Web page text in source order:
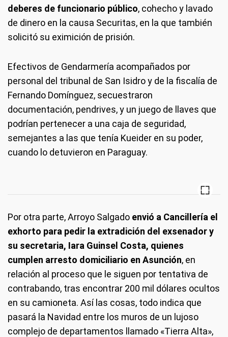
deberes de funcionario público, cohecho y lavado
de dinero en la causa Securitas, en la que también
solicitó su eximición de prisión.
Efectivos de Gendarmería acompañados por
personal del tribunal de San Isidro y de la fiscalía de
Fernando Domínguez, secuestraron
documentación, pendrives, y un juego de llaves que
podrían pertenecer a una caja de seguridad,
semejantes a las que tenía Kueider en su poder,
cuando lo detuvieron en Paraguay.
Por otra parte, Arroyo Salgado envió a Cancillería el
exhorto para pedir la extradición del exsenador y
su secretaria, Iara Guinsel Costa, quienes
cumplen arresto domiciliario en Asunción, en
relación al proceso que le siguen por tentativa de
contrabando, tras encontrar 200 mil dólares ocultos
en su camioneta. Así las cosas, todo indica que
pasará la Navidad entre los muros de un lujoso
complejo de departamentos llamado «Tierra Alta»,